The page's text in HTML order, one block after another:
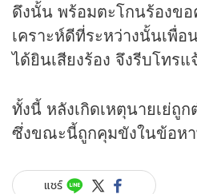
ดึงนั้น พร้อมตะโกนร้องข
เคราะห์ดีที่ระหว่างนั้นเพื่
ได้ยินเสียงร้อง จึงรีบโทรแ
ทั้งนี้ หลังเกิดเหตุนายเย่ถู
ซึ่งขณะนี้ถูกคุมขังในข้อห
แชร์